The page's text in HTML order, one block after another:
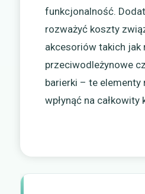
funkcjonalność.
rozważyć koszty
akcesoriów takich jak
przeciwodleżynowe
barierki – te elementy
wpłynąć na